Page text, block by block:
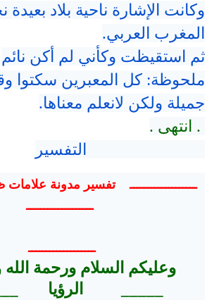
وكانت الإشارة ناحية بلاد بعيدة
المغرب العربي.
ثم استقيظت وكأني لم أكن نائم
ملحوظة: كل المعبرين سكتوا
جميلة ولكن لانعلم معناها.
. انتهى .
التفسير
ـــــــــــــــــــ تفسير مدونة
ـــــــــــــــــــ
ـــــــــــــــــــ
وعليكم السلام ورحمة الله
_____ الرؤيا